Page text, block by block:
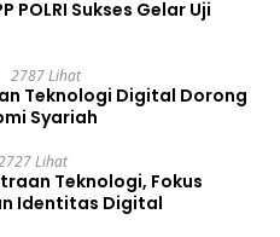
POLRI Sukses Gelar Uji
2787 Lihat
Teknologi Digital Dorong
Syariah
Lihat
Teknologi, Fokus
Identitas Digital